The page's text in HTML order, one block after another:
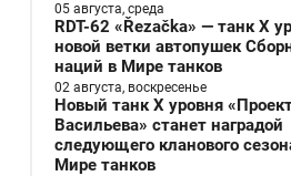
05 августа, среда
RDT-62 «Řezačka» — танк X
новой ветки автопушек
наций в Мире танков
02 августа, воскресенье
Новый танк X уровня
Васильева» станет наградой
следующего кланового
Мире танков